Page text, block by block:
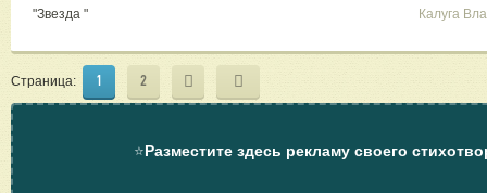
"Звезда " Калуга
Страница: 1 2
⭐Разместите здесь рекламу своего